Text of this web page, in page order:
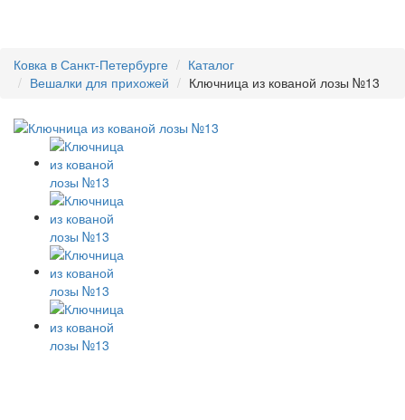
Ковка в Санкт-Петербурге
Каталог
Вешалки для прихожей
Ключница из кованой лозы №13